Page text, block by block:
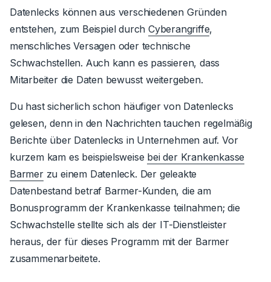
Datenlecks können aus verschiedenen Gründen
entstehen, zum Beispiel durchCyberangriffe,
menschliches Versagen oder technische
Schwachstellen. Auch kann es passieren, dass
Mitarbeiter die Daten bewusst weitergeben.
Du hast sicherlich schon häufiger von Datenlecks
gelesen, denn in den Nachrichten tauchen regelmäßig
Berichte über Datenlecks in Unternehmen auf. Vor
kurzem kam es beispielsweise bei der Krankenkasse
Barmerzu einem Datenleck. Der geleakte
Datenbestand betraf Barmer-Kunden, die am
Bonusprogramm der Krankenkasse teilnahmen; die
Schwachstelle stellte sich als der IT-Dienstleister
heraus, der für dieses Programm mit der Barmer
zusammenarbeitete.